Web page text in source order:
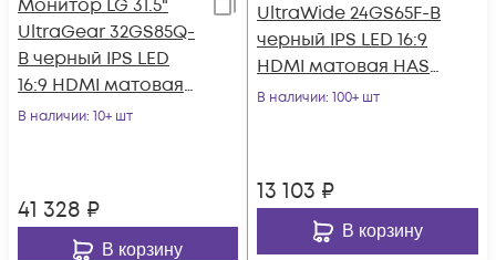
Монитор LG 31.5"
UltraGear 32GS85Q-
B черный IPS LED
16:9 HDMI матовая
HAS 350cd
В наличии: 10+ шт
41 328 ₽
В корзину
UltraWide 24GS65F-B
черный IPS LED 16:9
HDMI матовая HAS
300cd 178гр/178гр
В наличии: 100+ шт
13 103 ₽
В корзину